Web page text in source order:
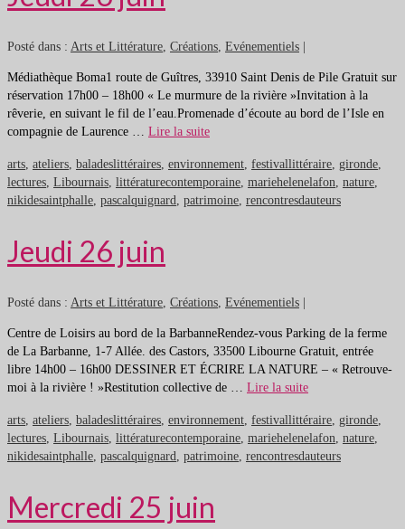
Posté dans : Arts et Littérature Créations Evénementiels |
Médiathèque Boma1 route de Guîtres, 33910 Saint Denis de Pile Gratuit sur
réservation 17h00 – 18h00 « Le murmure de la rivière »Invitation à la
rêverie, en suivant le fil de l’eau.Promenade d’écoute au bord de l’Isle en
compagnie de Laurence … Lire la suite
arts ateliers baladeslittéraires environnement festivallittéraire gironde
lectures Libournais littératurecontemporaine mariehelenelafon nature
nikidesaintphalle pascalquignard patrimoine rencontresdauteurs
Jeudi 26 juin
Posté dans : Arts et Littérature Créations Evénementiels
Centre de Loisirs au bord de la BarbanneRendez-vous Parking de la ferme
de La Barbanne, 1-7 Allée. des Castors, 33500 Libourne Gratuit, entrée
libre 14h00 – 16h00 DESSINER ET ÉCRIRE LA NATURE – « Retrouve-
moi à la rivière ! »Restitution collective de … Lire la suite
arts ateliers baladeslittéraires environnement festivallittéraire gironde
lectures Libournais littératurecontemporaine mariehelenelafon nature
nikidesaintphalle pascalquignard patrimoine rencontresdauteurs
Mercredi 25 juin